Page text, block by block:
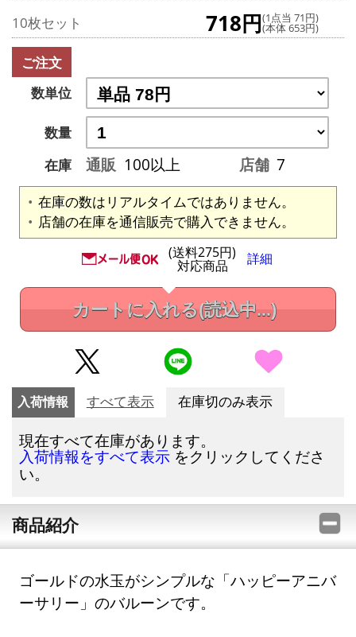
10枚セット 718円(1点当 71円)
(本体 653円)
ご注文
数単位
数量
在庫
通販 100以上 店舗 7
在庫の数はリアルタイムではありません。
店舗の在庫を通信販売で購入できません。
(送料275円)
対応商品 詳細
カートに入れる(読込中...)
入荷情報 すべて表示 在庫切のみ表示
現在すべて在庫があります。
入荷情報をすべて表示 をクリックしてくださ
い。
商品紹介
ゴールドの水玉がシンプルな「ハッピーアニバ
ーサリー」のバルーンです。